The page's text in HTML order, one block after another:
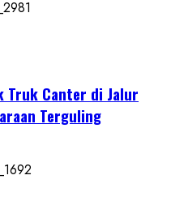
Truk Canter di Jalur
Terguling